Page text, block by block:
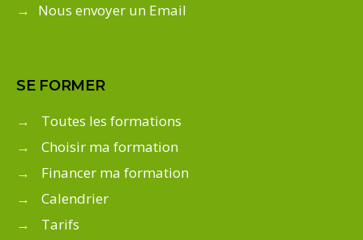
→ Nous envoyer un Email
SE FORMER
→
Toutes les formations
→
Choisir ma formation
→
Financer ma formation
→
Calendrier
→
Tarifs